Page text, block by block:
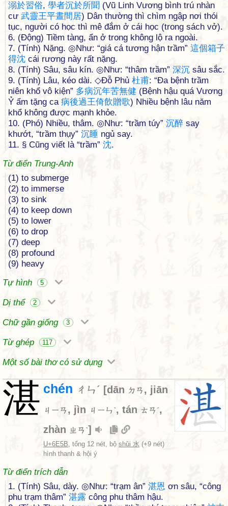
溺於習俗, 學者沉於所聞 (Vũ Linh Vương bình trú nhàn
cư 武靈王平晝間 居) Dân thường thì chìm ngập nơi thói
tục, người có học thì mê đắm ở cái học (trong sách vở).
6. (Động) Tiềm tàng, ẩn ở trong không lộ ra ngoài.
7. (Tính) Nặng. ◎Như: “giá cá tương hận trầm” 這個箱子
得沈 cái rương này rất nặng.
8. (Tính) Sâu, sâu kín. ◎Như: “thâm trầm” 深沉 sâu sắc.
9. (Tính) Lâu, kéo dài. ◇Đỗ Phủ 杜甫: “Đa bệnh trầm
niên khổ vô kiện” 多病沉年苦無健 (Bệnh hậu quá Vương
Ỷ ẩm tặng ca 病後過王倚飲贈歌) Nhiều bệnh lâu năm
khổ không được mạnh khỏe.
10. (Phó) Nhiều, thâm. ◎Như: “trầm túy” 沉醉 say
khướt, “trầm thụy” 沉睡 ngủ say.
11. § Cũng viết là “trầm” 沈.
Từ điển Trung-Anh
(1) to submerge
(2) to immerse
(3) to sink
(4) to keep down
(5) to lower
(6) to drop
(7) deep
(8) profound
(9) heavy
Tự hình
5
Dị thể 2
Chữ gần giống 3
Từ ghép 117
Một số bài thơ có sử dụng
湛 chén ㄔㄣˊ [dān ㄉㄢ , jiān
ㄐㄧㄢ , jìn ㄐㄧㄣˋ, tán ㄊㄢˊ,
zhàn ㄓㄢˋ]
U+6E5B, tổng 12 nét, bộ shǔi 水 (+9 nét)
hình thanh & hội ý
Từ điển trích dẫn
1. (Tính) Sâu, dày. ◎Như: “trạm ân” 湛恩 ơn sâu, “công
phu trạm thâm” 湛露 công phu thâm hậu.